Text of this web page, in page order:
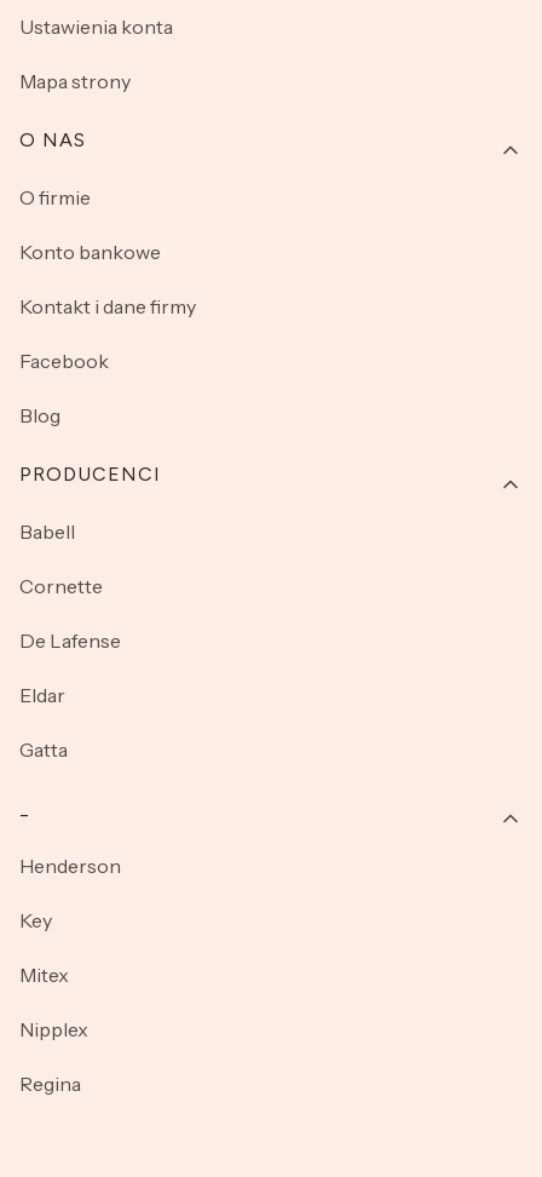
Ustawienia konta
Mapa strony
O NAS
O firmie
Konto bankowe
Kontakt i dane firmy
Facebook
Blog
PRODUCENCI
Babell
Cornette
De Lafense
Eldar
Gatta
Henderson
Key
Mitex
Nipplex
Regina